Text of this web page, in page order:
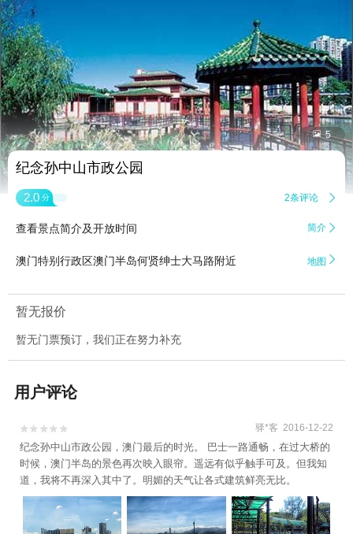
 5
纪念孙中山市政公园
2.0 分 2条评论 
查看景点简介及开放时间 简介 
澳门特别行政区澳门半岛何贤绅士大马路附近 地图 
暂无报价
暂无门票预订，我们正在努力补充
用户评论

 驿*客 2016-12-22
纪念孙中山市政公园，澳门最后的时光。 巴士一路通畅，在过大桥的
时候，澳门半岛的景色再次映入眼帘。遥远有似乎触手可及。但我知
道，我将不再深入其中了。明媚的天气让各式建筑鲜亮无比。
